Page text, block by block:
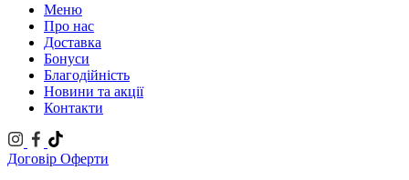
Меню
Про нас
Доставка
Бонуси
Благодійність
Новини та акції
Контакти
Договір Оферти